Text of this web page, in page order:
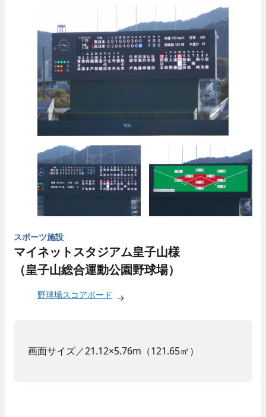
スポーツ施設
マイネットスタジアム皇子山様
（皇子山総合運動公園野球場）
野球場スコアボード
画面サイズ／21.12×5.76m（121.65㎡）